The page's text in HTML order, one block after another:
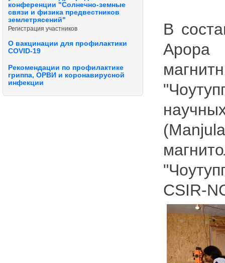
конференции "Солнечно-земные
связи и физика предвестников
землетрясений"
Регистрация участников
О вакцинации для профилактики
COVID-19
Рекомендации по профилактике
гриппа, ОРВИ и коронавирусной
инфекции
В
CSIR-